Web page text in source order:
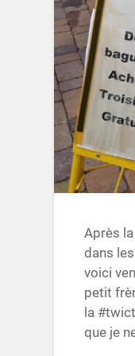
Après
dans
voici
petit
la
que je